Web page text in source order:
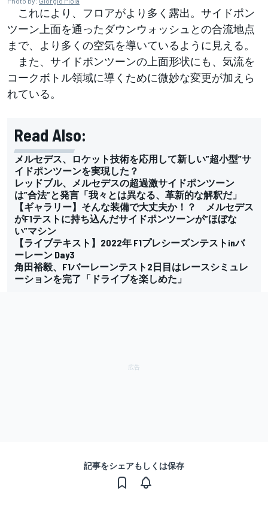
これにより、フロアがより多く露出。サイドポン
ツーン上面を通ったダウンウォッシュとの合流地点
まで、より多くの空気を導いているように見える。
また、サイドポンツーンの上面形状にも、気流を
コークボトル領域に導くために微妙な変更が加えら
れている。
Read Also:
メルセデス、ロケット技術を応用して新しい”超小型”サ
イドポンツーンを実現した？
レッドブル、メルセデスの超過激サイドポンツーン
は”合法”と発言「我々とは異なる、革新的な解釈だ」
【ギャラリー】そんな装備で大丈夫か！？ メルセデス
がF1テストに持ち込んだサイドポンツーンが”ほぼな
い”マシン
【ライブテキスト】2022年 F1プレシーズンテストinバ
ーレーン Day3
角田裕毅、F1バーレーンテスト2日目はレースシミュレ
ーションを完了「ドライブを楽しめた」
記事をシェアもしくは保存